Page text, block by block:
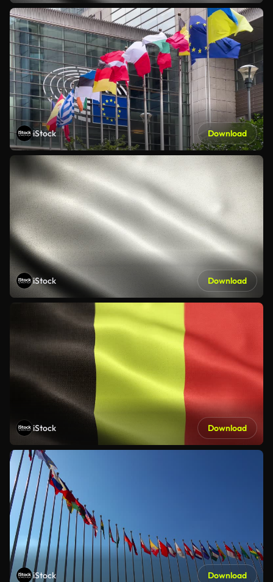
iStock Download
iStock Download
iStock Download
iStock Download